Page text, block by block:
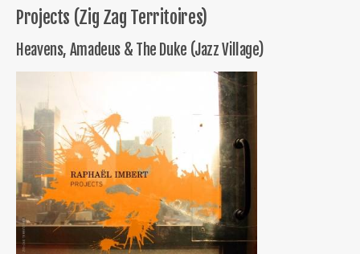
Projects (Zig Zag Territoires)
Heavens, Amadeus & The Duke (Jazz Village)